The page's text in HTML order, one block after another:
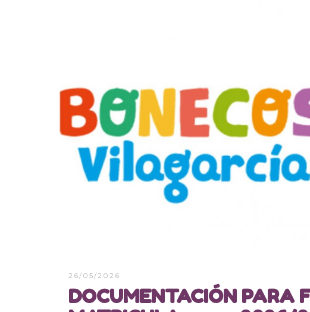
26/05/2026
DOCUMENTACIÓN PARA